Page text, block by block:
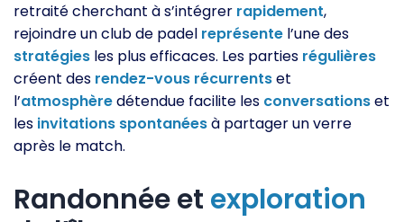
retraité cherchant à s’intégrer rapidement,
rejoindre un club de padel représente l’une des
stratégies les plus efficaces. Les parties régulières
créent des rendez-vous récurrentset
l’atmosphèredétendue facilite les conversationset
les invitations spontanéesà partager un verre
après le match.
Randonnée et exploration